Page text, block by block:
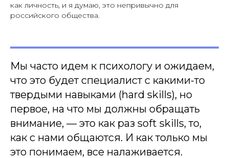
как личность, и я думаю, это непривычно для
российского общества.
Мы часто идем к психологу и ожидаем,
что это будет специалист с какими-то
твердыми навыками (hard skills), но
первое, на что мы должны обращать
внимание, — это как раз soft skills, то,
как с нами общаются. И как только мы
это понимаем, все налаживается.